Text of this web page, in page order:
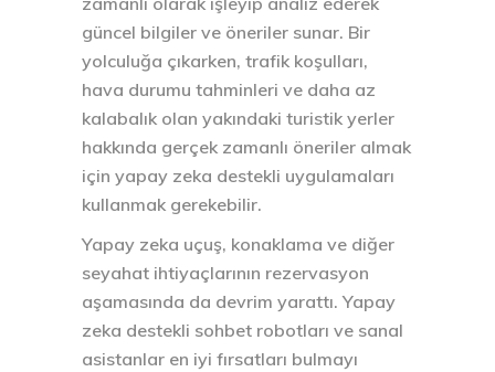
güncel bilgiler ve öneriler sunar. Bir
yolculuğa çıkarken, trafik koşulları,
hava durumu tahminleri ve daha az
kalabalık olan yakındaki turistik yerler
hakkında gerçek zamanlı öneriler almak
için yapay zeka destekli uygulamaları
kullanmak gerekebilir.
Yapay zeka uçuş, konaklama ve diğer
seyahat ihtiyaçlarının rezervasyon
aşamasında da devrim yarattı. Yapay
zeka destekli sohbet robotları ve sanal
asistanlar en iyi fırsatları bulmayı